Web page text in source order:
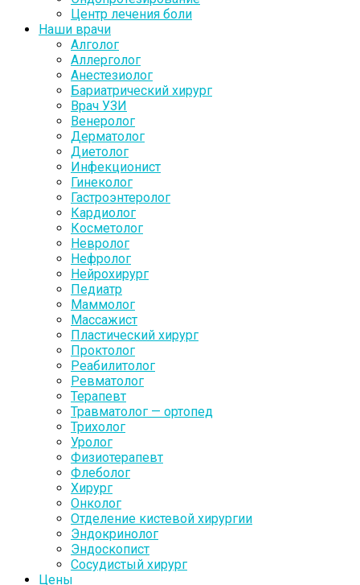
Центр лечения боли
Наши врачи
Алголог
Аллерголог
Анестезиолог
Бариатрический хирург
Врач УЗИ
Венеролог
Дерматолог
Диетолог
Инфекционист
Гинеколог
Гастроэнтеролог
Кардиолог
Косметолог
Невролог
Нефролог
Нейрохирург
Педиатр
Маммолог
Массажист
Пластический хирург
Проктолог
Реабилитолог
Ревматолог
Терапевт
Травматолог — ортопед
Трихолог
Уролог
Физиотерапевт
Флеболог
Хирург
Онколог
Отделение кистевой хирургии
Эндокринолог
Эндоскопист
Сосудистый хирург
Цены